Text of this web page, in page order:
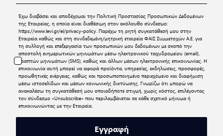
Έχω διαβάσει και αποδέχομαι την Πολιτική Προστασίας Προσωπικών Δεδομένων
της Εταιρείας, η οποία είναι διαθέσιμη στον ακόλουθο σύνδεσμο:
https://www.levi.gr/el/privacy-policy. Παρέχω τη ρητή συγκατάθεσή μου στην
Εταιρεία καθώς και στη συνδεδεμένη/μητρική εταιρεία ΦΑΙΣ Συμμετοχών Α.Ε. για
τη συλλογή και επεξεργασία των προσωπικών μου δεδομένων με σκοπό την
αποστολή ενημερωτικών μηνυμάτων μέσω ηλεκτρονικού ταχυδρομείου (email),
γραπτών μηνυμάτων (SMS), καθώς και άλλων μέσων ηλεκτρονικής επικοινωνίας. Η
επικοινωνία αυτή μπορεί να αφορά προϊόντα, υπηρεσίες, εκδηλώσεις, προσφορές,
προωθητικές ενέργειες, καθώς και προσωποποιημένο περιεχόμενο και διαφήμιση
μέσω ιστοσελίδων και μέσων κοινωνικής δικτύωσης. Γνωρίζω ότι μπορώ να
ανακαλέσω τη συγκατάθεσή μου οποιαδήποτε στιγμή, χωρίς κόστος, επιλέγοντας
τον σύνδεσμο «Unsubscribe» που περιλαμβάνεται σε κάθε σχετικό μήνυμα ή
επικοινωνώντας με την Εταιρεία.
Εγγραφή